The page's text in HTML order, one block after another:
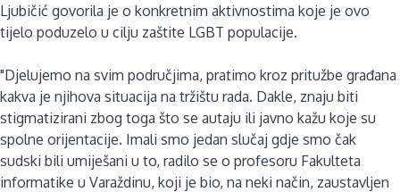
Ljubičić govorila je o konkretnim aktivnostima koje je ovo
tijelo poduzelo u cilju zaštite LGBT populacije.
"Djelujemo na svim područjima, pratimo kroz pritužbe građana
kakva je njihova situacija na tržištu rada. Dakle, znaju biti
stigmatizirani zbog toga što se autaju ili javno kažu koje su
spolne orijentacije. Imali smo jedan slučaj gdje smo čak
sudski bili umiješani u to, radilo se o profesoru Fakulteta
informatike u Varaždinu, koji je bio, na neki način, zaustavljen